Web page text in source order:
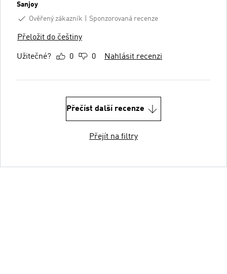
Sanjoy
Ověřený zákazník
Sponzorovaná recenze
Přeložit do češtiny
Užitečné? 0 0 Nahlásit recenzi
Přečíst další recenze
Přejít na filtry